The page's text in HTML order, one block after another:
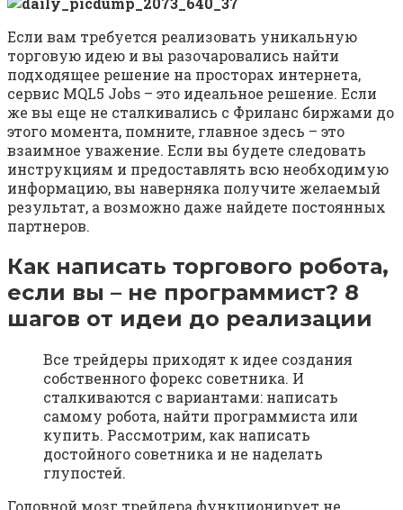
Если вам требуется реализовать уникальную
торговую идею и вы разочаровались найти
подходящее решение на просторах интернета,
сервис MQL5 Jobs – это идеальное решение. Если
же вы еще не сталкивались с Фриланс биржами до
этого момента, помните, главное здесь – это
взаимное уважение. Если вы будете следовать
инструкциям и предоставлять всю необходимую
информацию, вы наверняка получите желаемый
результат, а возможно даже найдете постоянных
партнеров.
Как написать торгового робота,
если вы – не программист? 8
шагов от идеи до реализации
Все трейдеры приходят к идее создания
собственного форекс советника. И
сталкиваются с вариантами: написать
самому робота, найти программиста или
купить. Рассмотрим, как написать
достойного советника и не наделать
глупостей.
Головной мозг трейдера функционирует не